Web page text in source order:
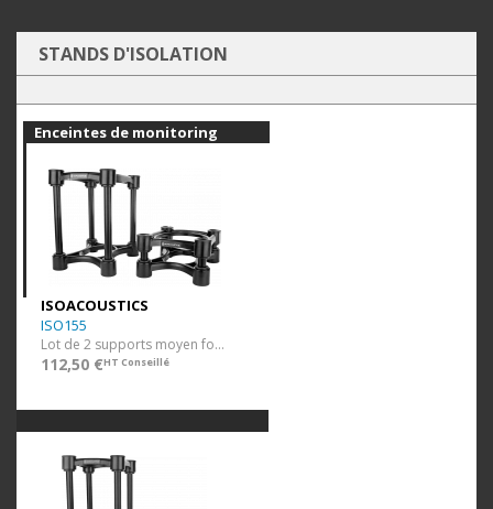
STANDS D'ISOLATION
Enceintes de monitoring
ISOACOUSTICS
ISO155
Lot de 2 supports moyen format
112,50 €HT Conseillé